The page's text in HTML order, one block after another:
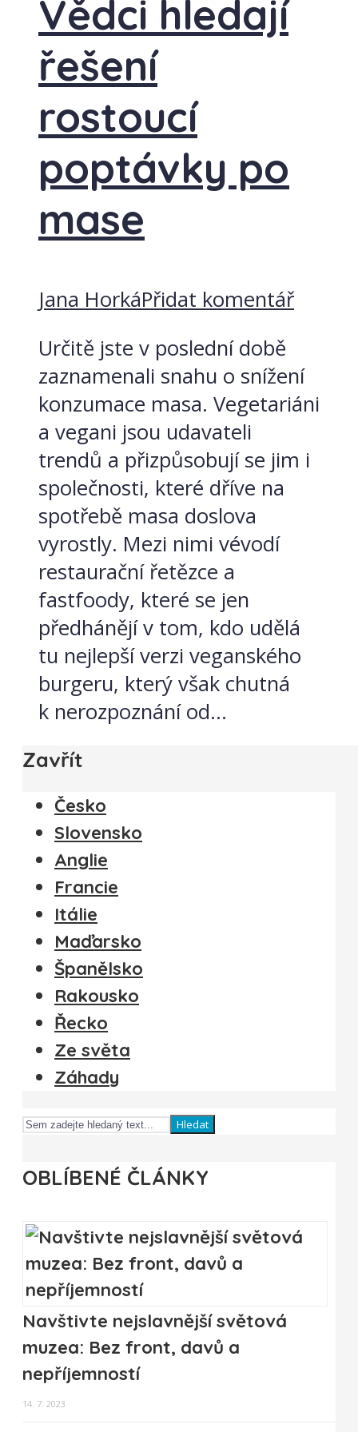
Vědci hledají
řešení
rostoucí
poptávky po
mase
Jana HorkáPřidat komentář
Určitě jste v poslední době
zaznamenali snahu o snížení
konzumace masa. Vegetariáni
a vegani jsou udavateli
trendů a přizpůsobují se jim i
společnosti, které dříve na
spotřebě masa doslova
vyrostly. Mezi nimi vévodí
restaurační řetězce a
fastfoody, které se jen
předhánějí v tom, kdo udělá
tu nejlepší verzi veganského
burgeru, který však chutná
k nerozpoznání od...
Zavřít
Česko
Slovensko
Anglie
Francie
Itálie
Maďarsko
Španělsko
Rakousko
Řecko
Ze světa
Záhady
Hledat
OBLÍBENÉ ČLÁNKY
Navštivte nejslavnější světová
muzea: Bez front, davů a
nepříjemností
14. 7. 2023